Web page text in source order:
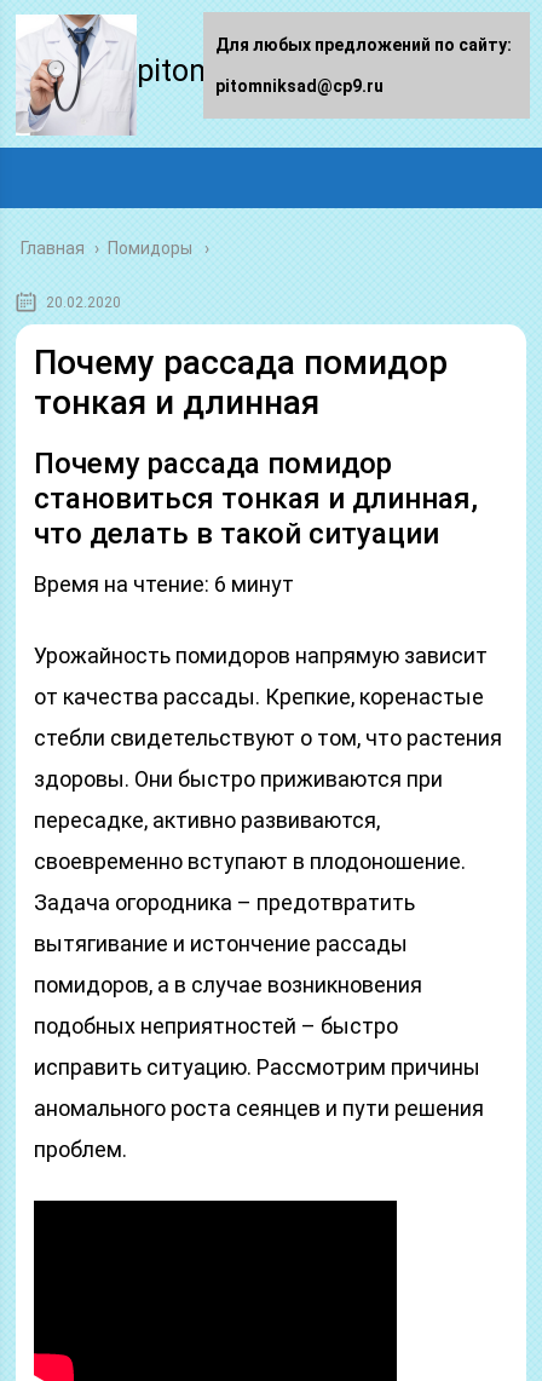
pitomniksad.ru
Главная › Помидоры
20.02.2020
Почему рассада помидор
тонкая и длинная
Почему рассада помидор
становиться тонкая и длинная,
что делать в такой ситуации
Время на чтение: 6 минут
Урожайность помидоров напрямую зависит
от качества рассады. Крепкие, коренастые
стебли свидетельствуют о том, что растения
здоровы. Они быстро приживаются при
пересадке, активно развиваются,
своевременно вступают в плодоношение.
Задача огородника – предотвратить
вытягивание и истончение рассады
помидоров, а в случае возникновения
подобных неприятностей – быстро
исправить ситуацию. Рассмотрим причины
аномального роста сеянцев и пути решения
проблем.
Для любых предложений по сайту:
pitomniksad@cp9.ru